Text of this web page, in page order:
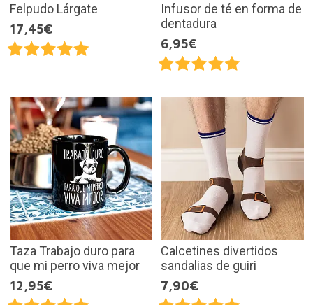
Felpudo Lárgate
17,45€
Infusor de té en forma de
dentadura
6,95€
Taza Trabajo duro para
que mi perro viva mejor
12,95€
Calcetines divertidos
sandalias de guiri
7,90€